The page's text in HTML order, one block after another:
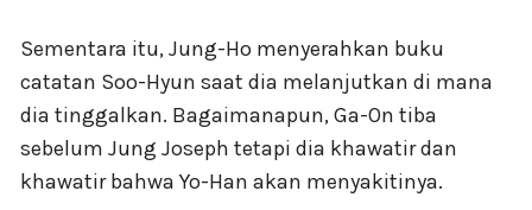
Sementara itu, Jung-Ho menyerahkan buku
catatan Soo-Hyun saat dia melanjutkan di mana
dia tinggalkan. Bagaimanapun, Ga-On tiba
sebelum Jung Joseph tetapi dia khawatir dan
khawatir bahwa Yo-Han akan menyakitinya.